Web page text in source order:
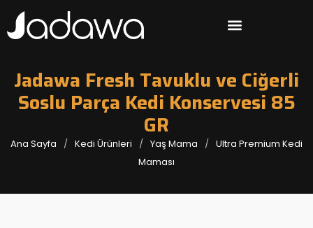
Jadawa Fresh Tavuklu ve Ciğerli
Soslu Parça Kedi Konservesi 85
GR
Ana Sayfa Kedi Ürünleri Yaş Mama
Ultra Premium Kedi
Maması